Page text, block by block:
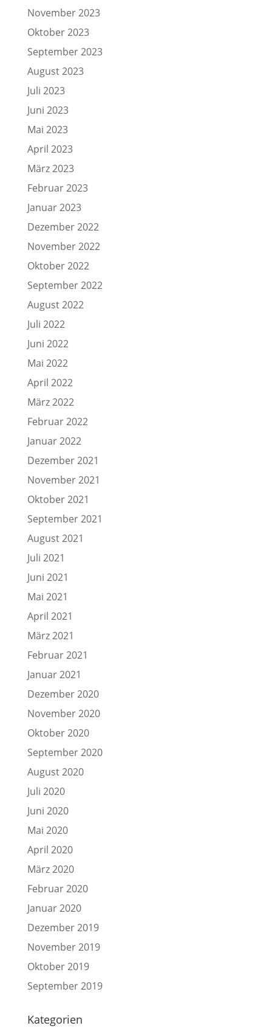
November 2023
Oktober 2023
September 2023
August 2023
Juli 2023
Juni 2023
Mai 2023
April 2023
März 2023
Februar 2023
Januar 2023
Dezember 2022
November 2022
Oktober 2022
September 2022
August 2022
Juli 2022
Juni 2022
Mai 2022
April 2022
März 2022
Februar 2022
Januar 2022
Dezember 2021
November 2021
Oktober 2021
September 2021
August 2021
Juli 2021
Juni 2021
Mai 2021
April 2021
März 2021
Februar 2021
Januar 2021
Dezember 2020
November 2020
Oktober 2020
September 2020
August 2020
Juli 2020
Juni 2020
Mai 2020
April 2020
März 2020
Februar 2020
Januar 2020
Dezember 2019
November 2019
Oktober 2019
September 2019
Kategorien